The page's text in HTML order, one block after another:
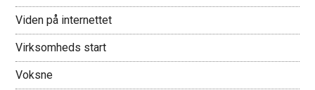
Viden på internettet
Virksomheds start
Voksne